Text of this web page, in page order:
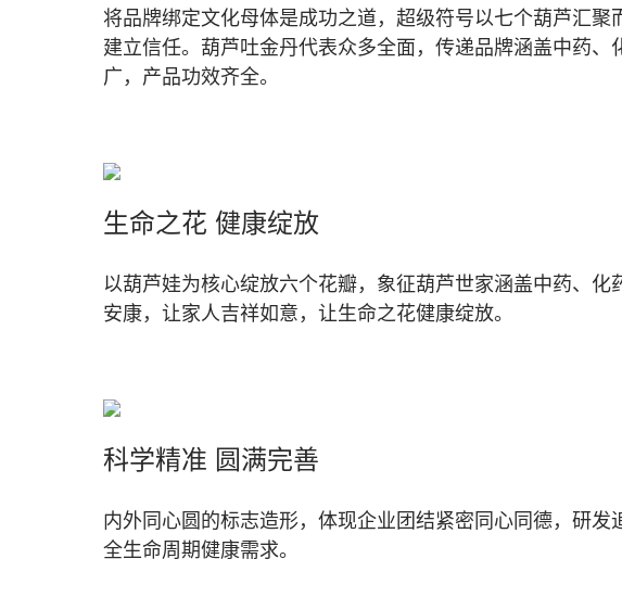
将品牌绑定文化母体是成功之道，超级符号以七个葫芦汇
建立信任。葫芦吐金丹代表众多全面，传递品牌涵盖中药
广，产品功效齐全。
生命之花 健康绽放
以葫芦娃为核心绽放六个花瓣，象征葫芦世家涵盖中药、
安康，让家人吉祥如意，让生命之花健康绽放。
科学精准 圆满完善
内外同心圆的标志造形，体现企业团结紧密同心同德，研
全生命周期健康需求。